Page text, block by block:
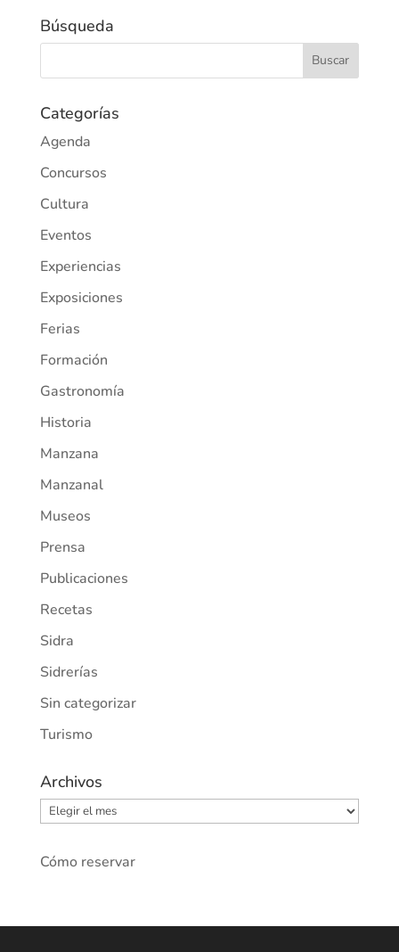
Búsqueda
Categorías
Agenda
Concursos
Cultura
Eventos
Experiencias
Exposiciones
Ferias
Formación
Gastronomía
Historia
Manzana
Manzanal
Museos
Prensa
Publicaciones
Recetas
Sidra
Sidrerías
Sin categorizar
Turismo
Archivos
Archivos
Cómo reservar